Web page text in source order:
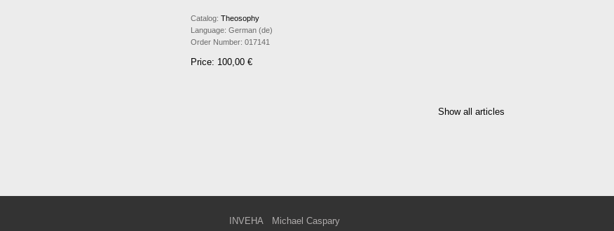
Catalog: Theosophy
Language: German (de)
Order Number: 017141
Price: 100,00 €
Show all articles
INVEHA
Michael Caspary